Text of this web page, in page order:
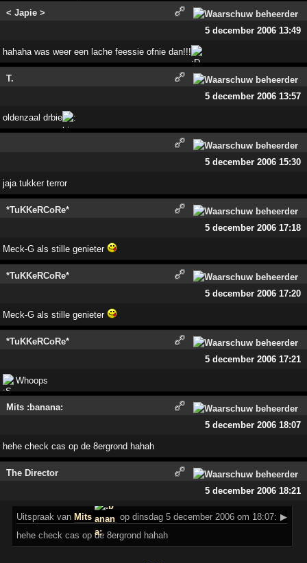
< Japie >
5 december 2006 13:49
hahaha was weer een lache feessie ofnie dan!!!
T.
5 december 2006 13:57
oldenzaal drbie
5 december 2006 15:30
jaja tukker terror
*TuKKeRCoRe*
5 december 2006 17:18
Meck-G als stille genieter
*TuKKeRCoRe*
5 december 2006 17:20
Meck-G als stille genieter
*TuKKeRCoRe*
5 december 2006 17:21
Whoops
Mits :banana:
5 december 2006 18:07
hehe check cas op de 8ergrond hahah
The Director
5 december 2006 18:21
Uitspraak van Mits op dinsdag 5 december 2006 om 18:07: ▶
hehe check cas op de 8ergrond hahah